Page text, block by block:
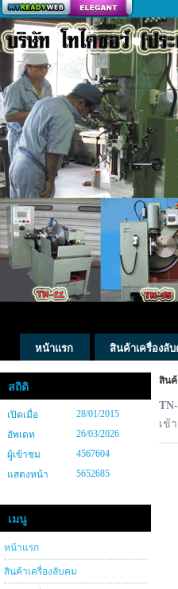
สร้างเว็บ
หน้าแรก สินค้าเครื่องลั
สถิติ
เปิดเมื่อ
28/01/2015
อัพเดท
26/03/2026
ผู้เข้าชม
4567604
แสดงหน้า
5652685
เมนู
หน้าแรก
สินค้าเครื่องลับคม
สินค้
เข้